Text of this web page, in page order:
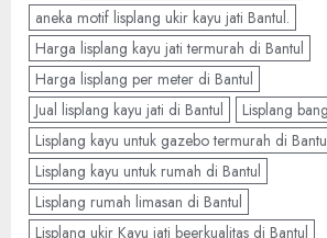
aneka motif lisplang ukir kayu jati Bantul.
Harga lisplang kayu jati termurah di Bantul
Harga lisplang per meter di Bantul
Jual lisplang kayu jati di Bantul
Lisplang
Lisplang kayu untuk gazebo termurah di
Lisplang kayu untuk rumah di Bantul
Lisplang rumah limasan di Bantul
Lisplang ukir Kayu jati beerkualitas di Bantul